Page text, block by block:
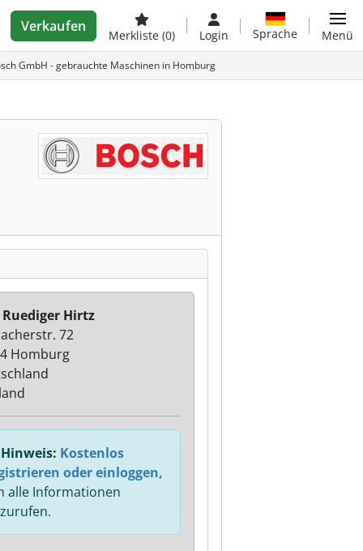
Verkaufen
Merkliste (0) Login Sprache Menü
GmbH - gebrauchte Maschinen in Homburg
Hirtz
72
Homburg
Kostenlos
oder einloggen,
alle Informationen